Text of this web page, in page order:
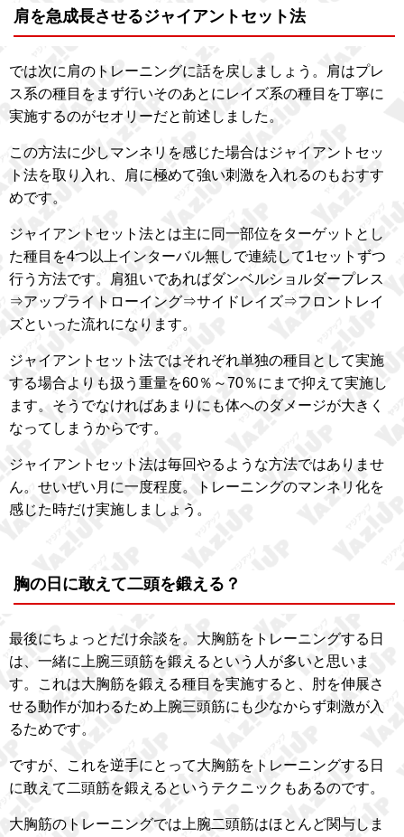
肩を急成長させるジャイアントセット法
では次に肩のトレーニングに話を戻しましょう。肩はプレ
ス系の種目をまず行いそのあとにレイズ系の種目を丁寧に
実施するのがセオリーだと前述しました。
この方法に少しマンネリを感じた場合はジャイアントセッ
ト法を取り入れ、肩に極めて強い刺激を入れるのもおすす
めです。
ジャイアントセット法とは主に同一部位をターゲットとし
た種目を4つ以上インターバル無しで連続して1セットずつ
行う方法です。肩狙いであればダンベルショルダープレス
⇒アップライトローイング⇒サイドレイズ⇒フロントレイ
ズといった流れになります。
ジャイアントセット法ではそれぞれ単独の種目として実施
する場合よりも扱う重量を60％～70％にまで抑えて実施し
ます。そうでなければあまりにも体へのダメージが大きく
なってしまうからです。
ジャイアントセット法は毎回やるような方法ではありませ
ん。せいぜい月に一度程度。トレーニングのマンネリ化を
感じた時だけ実施しましょう。
胸の日に敢えて二頭を鍛える？
最後にちょっとだけ余談を。大胸筋をトレーニングする日
は、一緒に上腕三頭筋を鍛えるという人が多いと思いま
す。これは大胸筋を鍛える種目を実施すると、肘を伸展さ
せる動作が加わるため上腕三頭筋にも少なからず刺激が入
るためです。
ですが、これを逆手にとって大胸筋をトレーニングする日
に敢えて二頭筋を鍛えるというテクニックもあるのです。
大胸筋のトレーニングでは上腕二頭筋はほとんど関与しま